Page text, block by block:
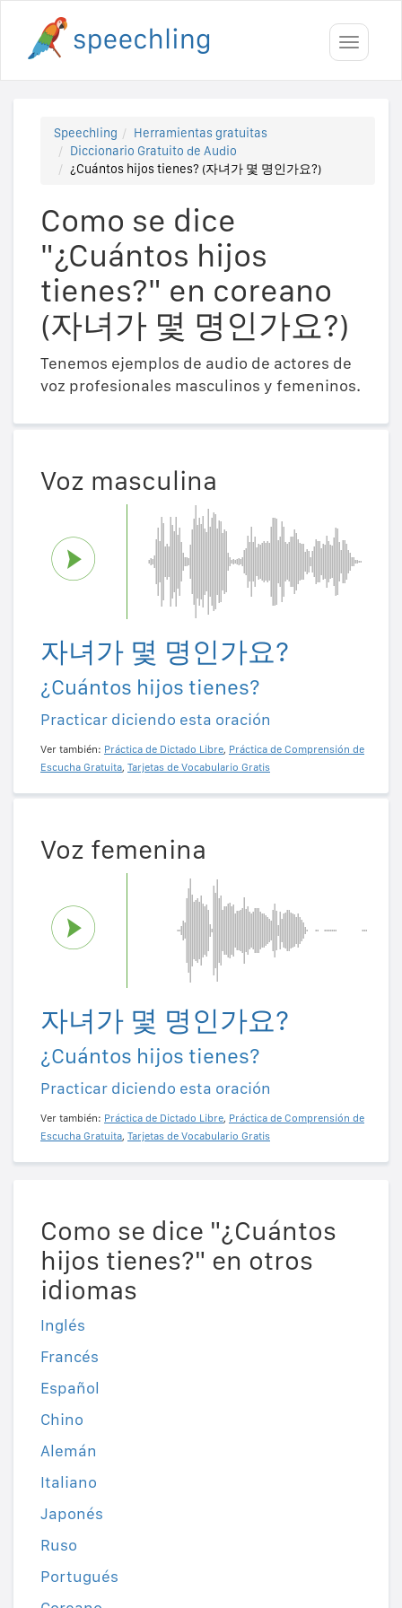
Toggle
Speechling
Herramientas gratuitas
Diccionario Gratuito de Audio
¿Cuántos hijos tienes? (자녀가 몇 명인가요?)
Como se dice
"¿Cuántos hijos
tienes?" en coreano
(자녀가 몇 명인가요?)
Tenemos ejemplos de audio de actores de
voz profesionales masculinos y femeninos.
Voz masculina
자녀가 몇 명인가요?
¿Cuántos hijos tienes?
Practicar diciendo esta oración
Ver también: Práctica de Dictado Libre, Práctica de Comprensión de
Escucha Gratuita, Tarjetas de Vocabulario Gratis
Voz femenina
자녀가 몇 명인가요?
¿Cuántos hijos tienes?
Practicar diciendo esta oración
Ver también: Práctica de Dictado Libre, Práctica de Comprensión de
Escucha Gratuita, Tarjetas de Vocabulario Gratis
Como se dice "¿Cuántos
hijos tienes?" en otros
idiomas
Inglés
Francés
Español
Chino
Alemán
Italiano
Japonés
Ruso
Portugués